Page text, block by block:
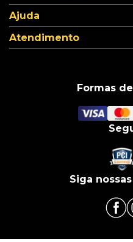
Ajuda
Atendimento
Formas
Siga